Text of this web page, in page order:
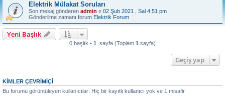
Elektrik Mülakat Soruları
Son mesaj gönderen admin « 02 Şub 2021 , Sal 4:51 pm
Gönderilme zamanı forum Elektrik Forum
Yeni Başlık
0 başlık • 1 . sayfa (Toplam 1 sayfa)
Geçiş yap
KIMLER ÇEVRIMIÇI
Bu forumu görüntüleyen kullanıcılar: Hiç bir kayıtlı kullanıcı yok ve 1 misafir